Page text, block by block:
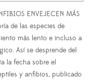
ENVEJECEN MÁS
de las especies de
más lento e incluso a
Así se desprende del
la fecha sobre el
y anfibios, publicado